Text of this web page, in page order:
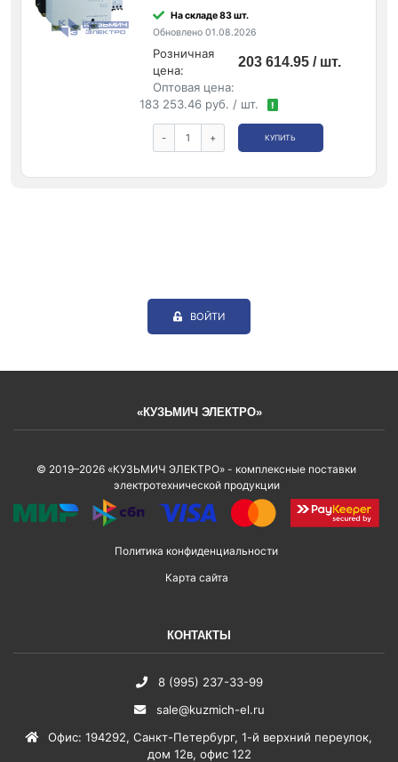
На складе 83 шт.
Обновлено 01.08.2026
Розничная
цена:
203 614.95 / шт.
Оптовая цена:
183 253.46 руб. / шт.
!
- + КУПИТЬ
ВОЙТИ
«КУЗЬМИЧ ЭЛЕКТРО»
© 2019–2026 «КУЗЬМИЧ ЭЛЕКТРО» - комплексные поставки
электротехнической продукции
Политика конфиденциальности
Карта сайта
КОНТАКТЫ
8 (995) 237-33-99
sale@kuzmich-el.ru
Офис: 194292, Санкт-Петербург, 1-й верхний переулок,
дом 12в, офис 122